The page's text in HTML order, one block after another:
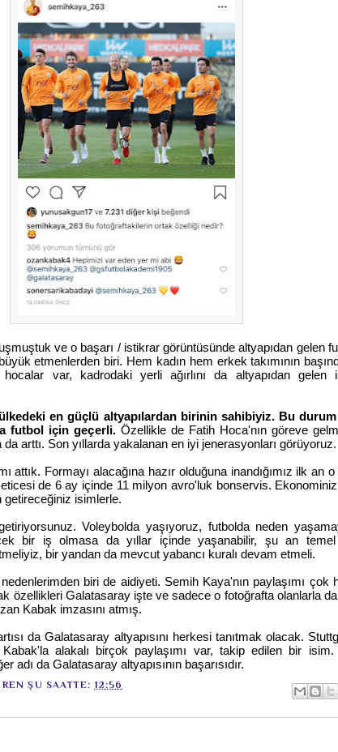
ve o başarı / istikrar görüntüsünde altyapıdan gelen
etmenlerden biri. Hem kadın hem erkek takımının
hocalar var, kadrodaki yerli ağırlını da altyapıdan gelen
en güçlü altyapılardan birinin sahibiyiz. Bu
futbol için geçerli. Özellikle de Fatih Hoca'nın göreve
da arttı. Son yıllarda yakalanan en iyi jenerasyonları görüyoruz.
attık. Formayı alacağına hazır olduğuna inandığımız ilk an
de 6 ay içinde 11 milyon avro'luk bonservis.
getireceğiniz isimlerle.
Voleybolda yaşıyoruz, futbolda neden
bir iş olmasa da yıllar içinde yaşanabilir, şu an
bir yandan da mevcut yabancı kuralı devam etmeli.
biri de aidiyeti. Semih Kaya'nın paylaşımı çok
özellikleri Galatasaray işte ve sadece o fotoğrafta olanlarla da
Kabak imzasını atmış.
da Galatasaray altyapısını herkesi tanıtmak olacak.
Kabak'la alakalı birçok paylaşımı var, takip edilen bir
adı da Galatasaray altyapısının başarısıdır.
ŞU SAATTE:12:56